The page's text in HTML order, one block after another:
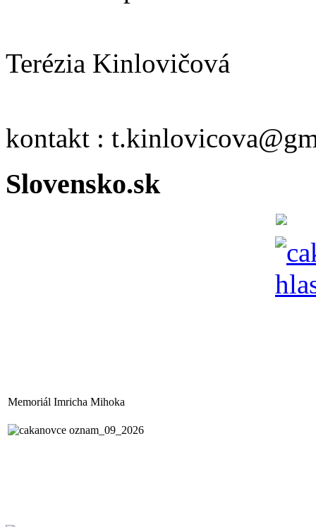
Terézia Kinlovičová
kontakt :
Slovensko.sk
Memoriál Imricha Mihoka